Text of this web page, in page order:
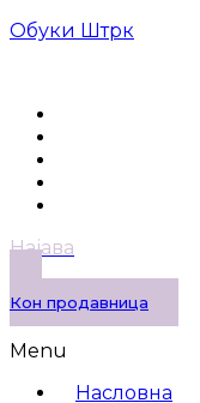
Обуки Штрк
Најава
Кон продавница
Menu
Насловна